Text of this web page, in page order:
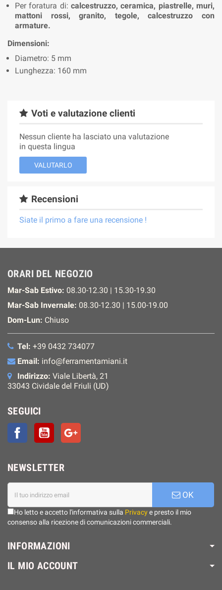
Per foratura di: calcestruzzo, ceramica, piastrelle, muri,
mattoni rossi, granito, tegole, calcestruzzo con
armature.
Dimensioni:
Diametro: 5 mm
Lunghezza: 160 mm
Voti e valutazione clienti
Nessun cliente ha lasciato una valutazione
in questa lingua
VALUTARLO
Recensioni
Siate il primo a fare una recensione !
ORARI DEL NEGOZIO
Mar-Sab Estivo: 08.30-12.30 | 15.30-19.30
Mar-Sab Invernale: 08.30-12.30 | 15.00-19.00
Dom-Lun: Chiuso
Tel: +39 0432 734077
Email: info@ferramentamiani.it
Indirizzo: Viale Libertà, 21
33043 Cividale del Friuli (UD)
SEGUICI
FacebookYouTube
NEWSLETTER
OK
Ho letto e accetto l'informativa sulla Privacye presto il mio
consenso alla ricezione di comunicazioni commerciali.
INFORMAZIONI
IL MIO ACCOUNT